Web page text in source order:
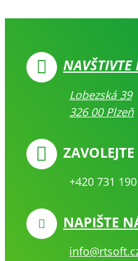
NAVŠTIVTE
Lobezská 39
326 00 Plzeň
+420 731
NAPIŠTE